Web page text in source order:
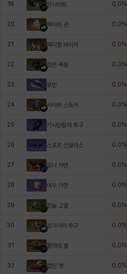
19 인사이트 0.0%
20 백야의 관 0.0%
21 택티컬 바이저 0.0%
22 검은 죽음 0.0%
23 로빈 0.0%
24 사이버 스토커 0.0%
25 기사단장의 투구 0.0%
26 스포츠 선글라스 0.0%
27 오니 가면 0.0%
28 여우 가면 0.0%
29 전술 고글 0.0%
30 성기사의 투구 0.0%
31 황야의 별 0.0%
32 캡틴 햇 0.0%